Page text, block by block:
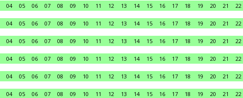
04 05 06 07 08 09 10 11 12 13 14 15 16 17 18 19 20 21 22
04 05 06 07 08 09 10 11 12 13 14 15 16 17 18 19 20 21 22
04 05 06 07 08 09 10 11 12 13 14 15 16 17 18 19 20 21 22
04 05 06 07 08 09 10 11 12 13 14 15 16 17 18 19 20 21 22
04 05 06 07 08 09 10 11 12 13 14 15 16 17 18 19 20 21 22
04 05 06 07 08 09 10 11 12 13 14 15 16 17 18 19 20 21 22